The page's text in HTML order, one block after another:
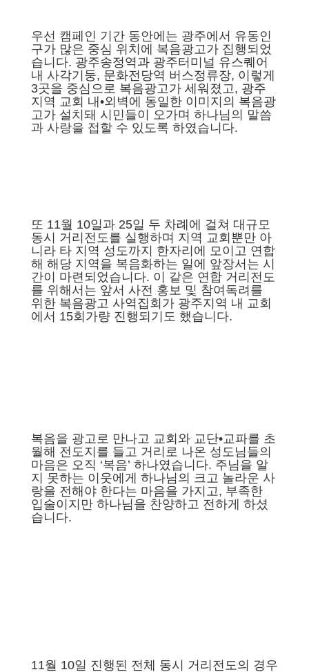
우선 캠페인 기간 동안에는 광주에서 유동인
구가 많은 중심 위치에 복음광고가 집행되었
습니다. 광주송정역과 광주터미널 유스퀘어
내 사각기둥, 문화전당역 버스정류장, 이렇게
3곳을 중심으로 복음광고가 세워졌고, 광주
지역 교회 내•외벽에 동일한 이미지의 복음광
고가 설치돼 시민들이 오가며 하나님의 말씀
과 사랑을 접할 수 있도록 하였습니다.
또 11월 10일과 25일 두 차례에 걸쳐 대규모
동시 거리전도를 실행하며 지역 교회뿐만 아
니라 타 지역 성도까지 한자리에 모이고 연합
해 해당 지역을 복음화하는 일에 앞장서는 시
간이 마련되었습니다. 이 같은 연합 거리전도
를 위해서는 앞서 사전 홍보 및 참여독려를
위한 복음광고 사역집회가 광주지역 내 교회
에서 15회가량 진행되기도 했습니다.
복음을 광고로 만나고 교회와 교단•교파를 초
월해 전도지를 들고 거리로 나온 성도님들의
마음은 오직 ‘복음’ 하나였습니다. 주님을 알
지 못하는 이웃에게 하나님의 크고 놀라운 사
랑을 전해야 한다는 마음을 가지고, 부족한
입술이지만 하나님을 찬양하고 전하게 하셨
습니다.
11월 10일 진행된 전체 동시 거리전도의 경우